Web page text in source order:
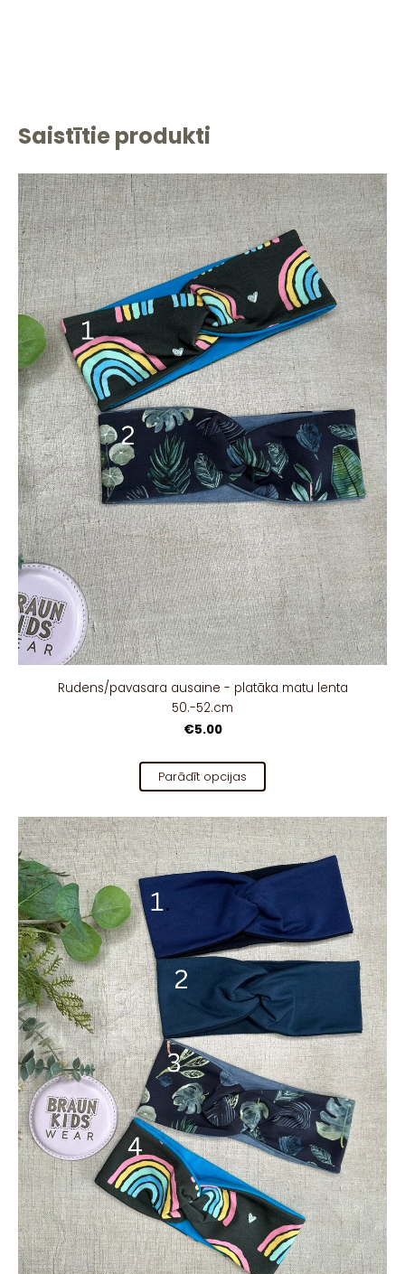
Saistītie produkti
Rudens/pavasara ausaine - platāka matu lenta
50.-52.cm
€5.00
Parādīt opcijas